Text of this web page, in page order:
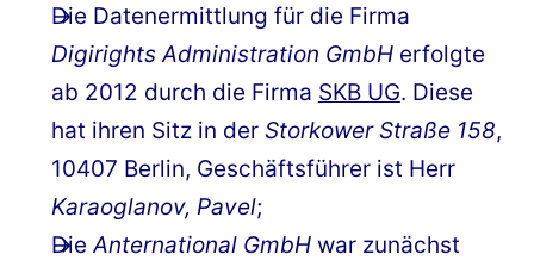
Die Datenermittlung für die Firma
Digirights Administration GmbHerfolgte
ab 2012 durch die Firma SKB UG. Diese
hat ihren Sitz in der Storkower Straße 158,
10407 Berlin, Geschäftsführer ist Herr
Karaoglanov, Pavel;
Die Anternational GmbHwar zunächst